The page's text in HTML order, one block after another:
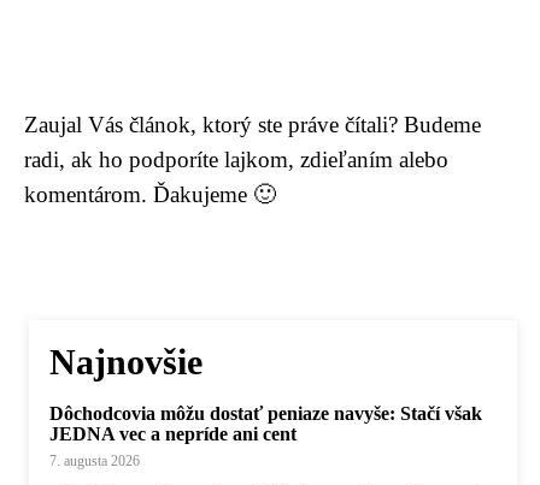
Zaujal Vás článok, ktorý ste práve čítali? Budeme
radi, ak ho podporíte lajkom, zdieľaním alebo
komentárom. Ďakujeme 🙂
Najnovšie
Dôchodcovia môžu dostať peniaze navyše: Stačí však
JEDNA vec a nepríde ani cent
7. augusta 2026